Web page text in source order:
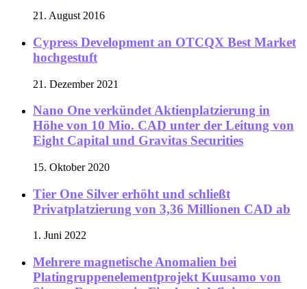
21. August 2016
Cypress Development an OTCQX Best Market
hochgestuft
21. Dezember 2021
Nano One verkündet Aktienplatzierung in
Höhe von 10 Mio. CAD unter der Leitung von
Eight Capital und Gravitas Securities
15. Oktober 2020
Tier One Silver erhöht und schließt
Privatplatzierung von 3,36 Millionen CAD ab
1. Juni 2022
Mehrere magnetische Anomalien bei
Platingruppenelementprojekt Kuusamo von